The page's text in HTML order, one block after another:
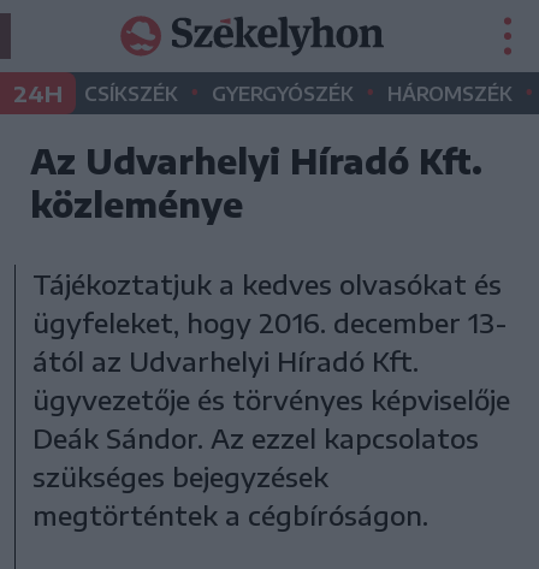
24H CSÍKSZÉK • GYERGYÓSZÉK • HÁROMSZÉK •
Az Udvarhelyi Híradó Kft.
közleménye
Tájékoztatjuk a kedves olvasókat és
ügyfeleket, hogy 2016. december 13-
ától az Udvarhelyi Híradó Kft.
ügyvezetője és törvényes képviselője
Deák Sándor. Az ezzel kapcsolatos
szükséges bejegyzések
megtörténtek a cégbíróságon.